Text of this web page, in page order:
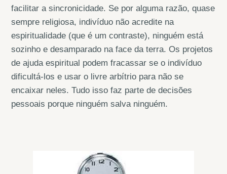
facilitar a sincronicidade. Se por alguma razão, quase
sempre religiosa, indivíduo não acredite na
espiritualidade (que é um contraste), ninguém está
sozinho e desamparado na face da terra. Os projetos
de ajuda espiritual podem fracassar se o indivíduo
dificultá-los e usar o livre arbítrio para não se
encaixar neles. Tudo isso faz parte de decisões
pessoais porque ninguém salva ninguém.